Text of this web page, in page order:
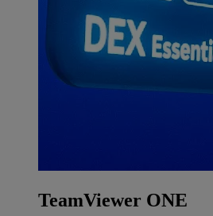
TeamViewer ONE